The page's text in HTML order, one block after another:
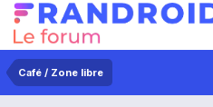
Café / Zone libre